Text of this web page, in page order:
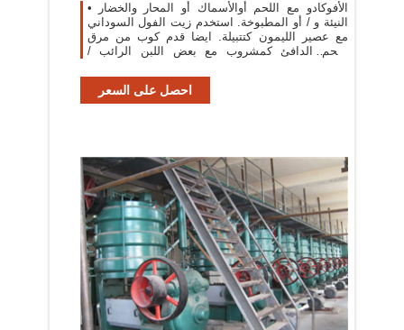
• الأفوكادو مع اللحم أوالأسماك أو المحار والخضار
النيئة و / أو المطبوخة. استخدم زيت الفول السوداني
مع عصير الليمون كتتبيلة. ايضا قدم كوب من مرق
اللحم الدافئ كمشروب مع بعض اللبن الرائب /
احصل على السعر